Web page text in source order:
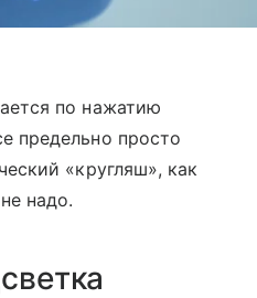
по нажатию
предельно просто
«кругляш», как
надо.